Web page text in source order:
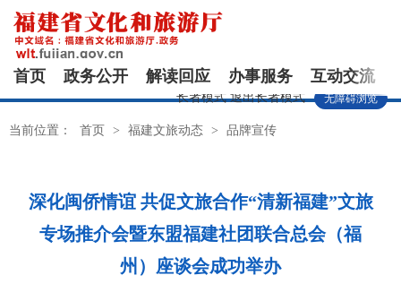
无障碍浏览
长者模式 退出长者模式
首页 政务公开 解读回应 办事服务 互动交流
当前位置： 首页 > 福建文旅动态 > 品牌宣传
深化闽侨情谊 共促文旅合作“清新福建”文旅
专场推介会暨东盟福建社团联合总会（福
州）座谈会成功举办